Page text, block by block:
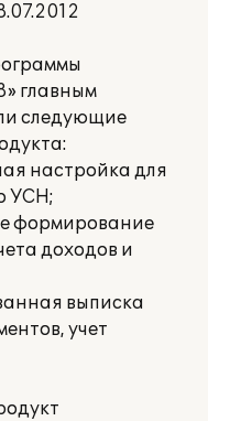
главным
следующие
настройка для
УСН;
формирование
доходов и
выписка
учет